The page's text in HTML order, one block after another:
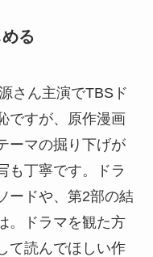
る
さん主演でTBSド
ですが、原作漫画
ーマの掘り下げが
も丁寧です。ドラ
ードや、第2部の結
。ドラマを観た方
て読んでほしい作